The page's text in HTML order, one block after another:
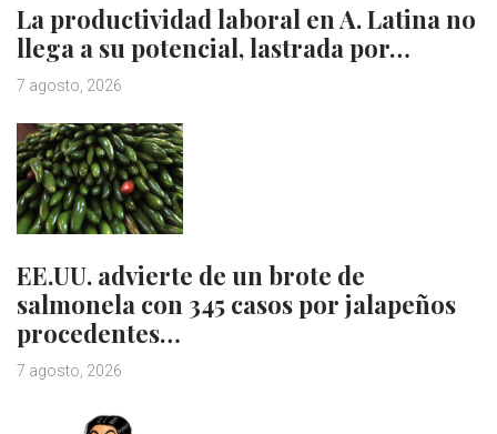
La productividad laboral en A. Latina no
llega a su potencial, lastrada por…
7 agosto, 2026
EE.UU. advierte de un brote de
salmonela con 345 casos por jalapeños
procedentes…
7 agosto, 2026